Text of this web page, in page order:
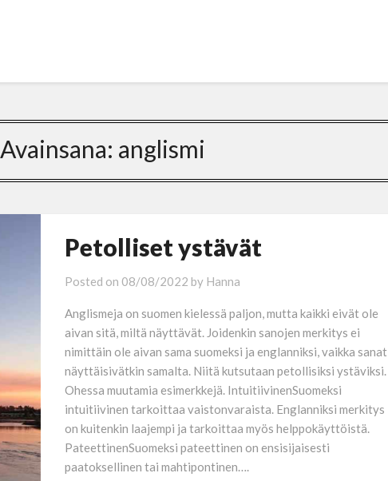
Avainsana: anglismi
Petolliset ystävät
Posted on 08/08/2022 by Hanna
Anglismeja on suomen kielessä paljon, mutta kaikki eivät ole
aivan sitä, miltä näyttävät. Joidenkin sanojen merkitys ei
nimittäin ole aivan sama suomeksi ja englanniksi, vaikka sanat
näyttäisivätkin samalta. Niitä kutsutaan petollisiksi ystäviksi.
Ohessa muutamia esimerkkejä. IntuitiivinenSuomeksi
intuitiivinen tarkoittaa vaistonvaraista. Englanniksi merkitys
on kuitenkin laajempi ja tarkoittaa myös helppokäyttöistä.
PateettinenSuomeksi pateettinen on ensisijaisesti
paatoksellinen tai mahtipontinen….